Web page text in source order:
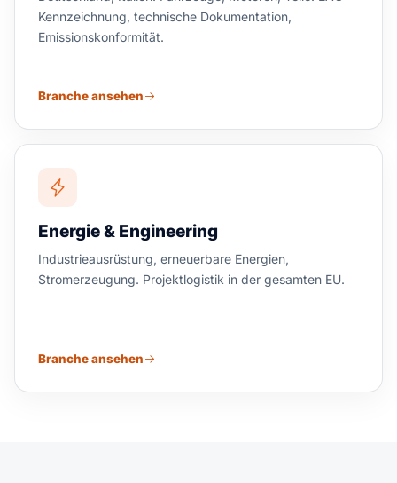
Kennzeichnung, technische Dokumentation,
Emissionskonformität.
Branche ansehen
Energie & Engineering
Industrieausrüstung, erneuerbare Energien,
Stromerzeugung. Projektlogistik in der gesamten EU.
Branche ansehen